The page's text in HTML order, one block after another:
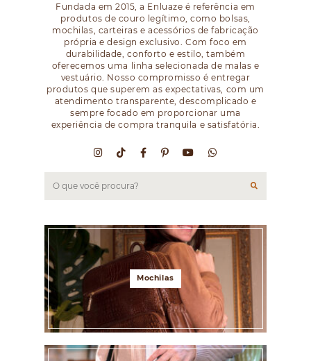
Fundada em 2015, a Enluaze é referência em
produtos de couro legítimo, como bolsas,
mochilas, carteiras e acessórios de fabricação
própria e design exclusivo. Com foco em
durabilidade, conforto e estilo, também
oferecemos uma linha selecionada de malas e
vestuário. Nosso compromisso é entregar
produtos que superem as expectativas, com um
atendimento transparente, descomplicado e
sempre focado em proporcionar uma
experiência de compra tranquila e satisfatória.
Mochilas